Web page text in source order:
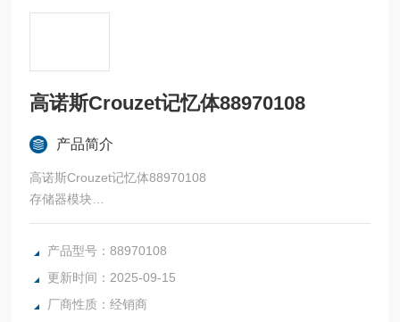
高诺斯Crouzet记忆体88970108
产品简介
高诺斯Crouzet记忆体88970108
存储器模块
可选模块，便于控制器之间的程序传输
Crouzet Millenium 3
产品型号：88970108
更新时间：2025-09-15
厂商性质：经销商